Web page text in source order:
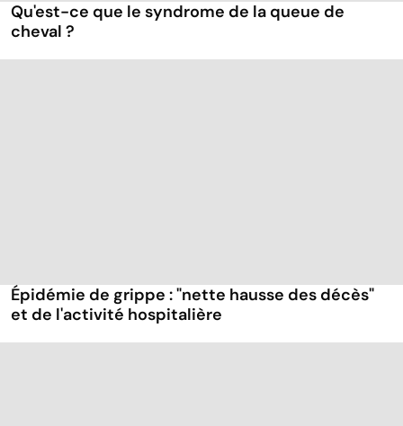
Qu'est-ce que le syndrome de la queue de
cheval ?
Épidémie de grippe : "nette hausse des décès"
et de l'activité hospitalière